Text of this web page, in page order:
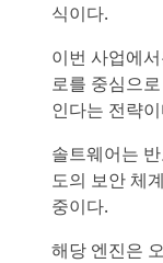
식이다.
이번 사업에
로를 중심으
인다는 전략
솔트웨어는
도의 보안 체
중이다.
해당 엔진은